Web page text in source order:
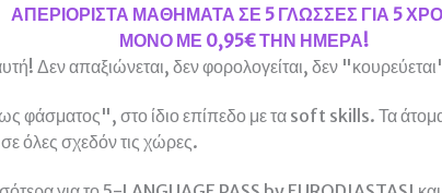
ΑΠΕΡΙΟΡΙΣΤΑ ΜΑΘΗΜΑΤΑ ΣΕ 5 ΓΛΩΣΣΕΣ ΓΙΑ 5
ΜΟΝΟ ΜΕ 0,95€ ΤΗΝ ΗΜΕΡΑ!
Δεν απαξιώνεται, δεν φορολογείται, δεν
φάσματος", στο ίδιο επίπεδο με τα soft skills. Τα
όλες σχεδόν τις χώρες.